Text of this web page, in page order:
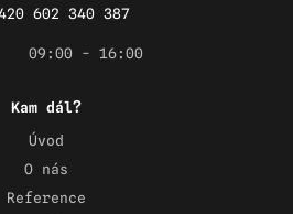
602 340 387
09:00 - 16:00
Kam dál?
Úvod
O nás
Reference